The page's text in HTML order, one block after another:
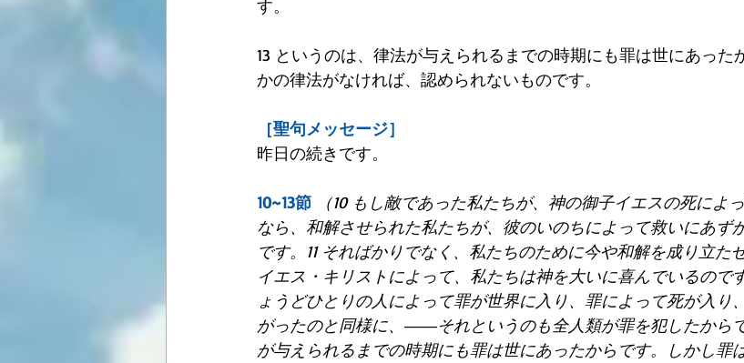
す。
13 というのは、律法が与えられるまでの時期にも罪は世にあった
かの律法がなければ、認められないものです。
［聖句メッセージ］
昨日の続きです。
10~13節
（10 もし敵であった私たちが、神の御子イエスの死によ
なら、和解させられた私たちが、彼のいのちによって救いにあず
です。11 そればかりでなく、私たちのために今や和解を成り立た
イエス・キリストによって、私たちは神を大いに喜んでいるので
ょうどひとりの人によって罪が世界に入り、罪によって死が入り
がったのと同様に、――それというのも全人類が罪を犯したから
が与えられるまでの時期にも罪は世にあったからです。しかし罪